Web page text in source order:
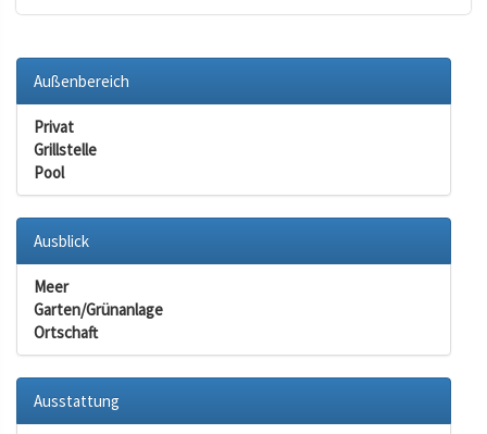
Außenbereich
Privat
Grillstelle
Pool
Ausblick
Meer
Garten/Grünanlage
Ortschaft
Ausstattung